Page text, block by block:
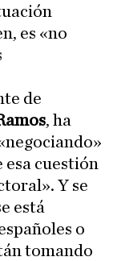
es «no
de
, ha
esa cuestión
Y se
está
o
tomando